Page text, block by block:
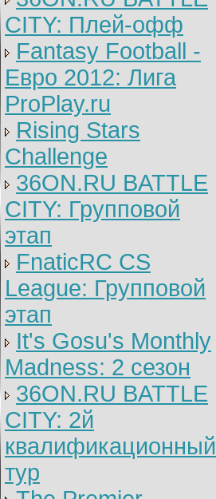
CITY: Плей-офф
Fantasy Football -
Евро 2012: Лига
ProPlay.ru
Rising Stars
Challenge
36ON.RU BATTLE
CITY: Групповой
этап
FnaticRC CS
League: Групповой
этап
It's Gosu's Monthly
Madness: 2 сезон
36ON.RU BATTLE
CITY: 2й
квалификационный
тур